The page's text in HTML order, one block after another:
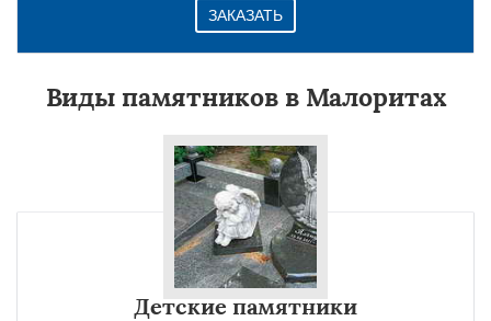
ЗАКАЗАТЬ
Виды памятников в Малоритах
Детские памятники